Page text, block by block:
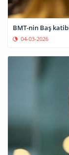
BMT-nin Baş
04-03-2026